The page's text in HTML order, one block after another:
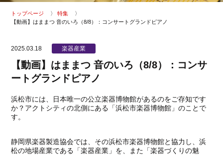
トップページ
特集
【動画】はままつ 音のいろ（8/8）：コンサートグランドピアノ
2025.03.18 楽器産業
【動画】はままつ 音のいろ（8/8）：コンサ
ートグランドピアノ
浜松市には、日本唯一の公立楽器博物館があるのをご存知です
か？アクトシティの北側にある「浜松市楽器博物館」のことで
す。
静岡県楽器製造協会では、その浜松市楽器博物館と協力し、浜
松の地場産業である「楽器産業」を、また「楽器づくりの魅